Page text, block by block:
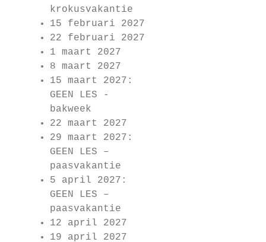
krokusvakantie
15 februari 2027
22 februari 2027
1 maart 2027
8 maart 2027
15 maart 2027:
GEEN LES -
bakweek
22 maart 2027
29 maart 2027:
GEEN LES –
paasvakantie
5 april 2027:
GEEN LES –
paasvakantie
12 april 2027
19 april 2027